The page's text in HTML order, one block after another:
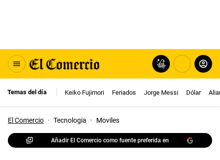
Temas del día Keiko Fujimori Feriados Jorge Messi Dólar
El Comercio · Tecnologia · Moviles
Añadir El Comercio como fuente preferida en